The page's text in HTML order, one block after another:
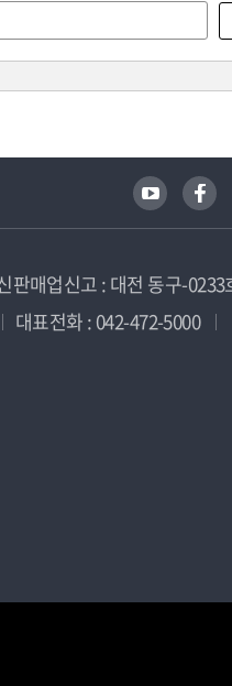
판매업신고 : 대전 동구-0233
대표전화 : 042-472-5000